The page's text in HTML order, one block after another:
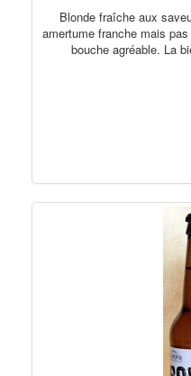
Blonde fraîche aux
amertume franche mais
bouche agréable. La